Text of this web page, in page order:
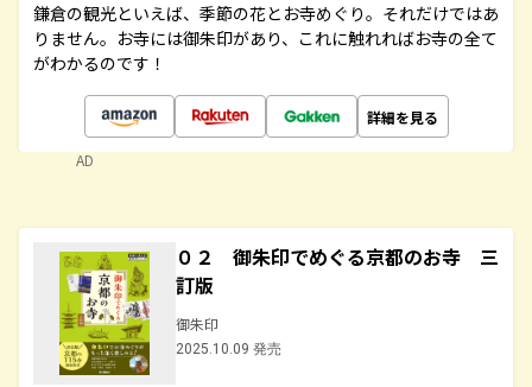
鎌倉の観光といえば、季節の花とお寺めぐり。それだけではあ
りません。お寺には御朱印があり、これに触れればお寺の全て
がわかるのです！
詳細を見る
AD
０２ 御朱印でめぐる京都のお寺 三
訂版
御朱印
2025.10.09 発売